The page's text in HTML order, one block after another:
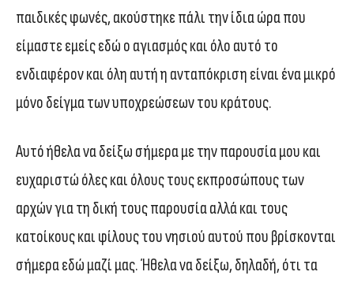
παιδικές φωνές, ακούστηκε πάλι την ίδια ώρα που
είμαστε εμείς εδώ ο αγιασμός και όλο αυτό το
ενδιαφέρον και όλη αυτή η ανταπόκριση είναι ένα μικρό
μόνο δείγμα των υποχρεώσεων του κράτους.
Αυτό ήθελα να δείξω σήμερα με την παρουσία μου και
ευχαριστώ όλες και όλους τους εκπροσώπους των
αρχών για τη δική τους παρουσία αλλά και τους
κατοίκους και φίλους του νησιού αυτού που βρίσκονται
σήμερα εδώ μαζί μας. Ήθελα να δείξω, δηλαδή, ότι τα